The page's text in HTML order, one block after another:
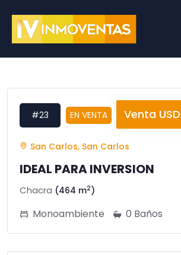
#23 EN VENTA Venta
San Carlos, San Carlos
IDEAL PARA INVERSION
Chacra (464 m2)
Monoambiente 0 Baños